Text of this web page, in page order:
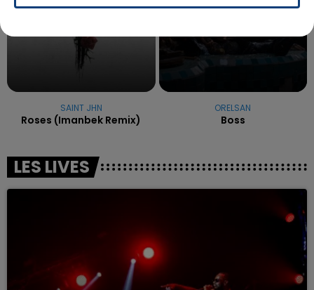
SAINT JHN
Roses (imanbek Remix)
ORELSAN
Boss
LES LIVES